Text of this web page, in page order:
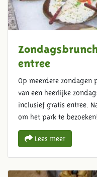
entree
Op meerdere zondagen
van een heerlijke
inclusief gratis entree.
om het park te bezoeken!
Lees meer